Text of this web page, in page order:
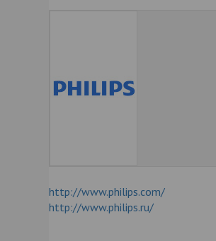
http://www.philips.com/
http://www.philips.ru/